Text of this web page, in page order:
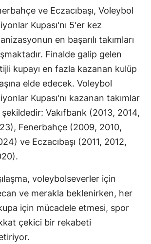
ve Eczacıbaşı, Voleybol
Kupası'nı 5'er kez
en başarılı takımları
Finalde galip gelen
kupayı en fazla kazanan kulüp
elde edecek. Voleybol
Kupası'nı kazanan takımlar
şekildedir: Vakıfbank (2013, 2014,
Fenerbahçe (2009, 2010,
ve Eczacıbaşı (2011, 2012,
voleybolseverler için
ve merakla beklenirken, her
için mücadele etmesi, spor
çekici bir rekabeti